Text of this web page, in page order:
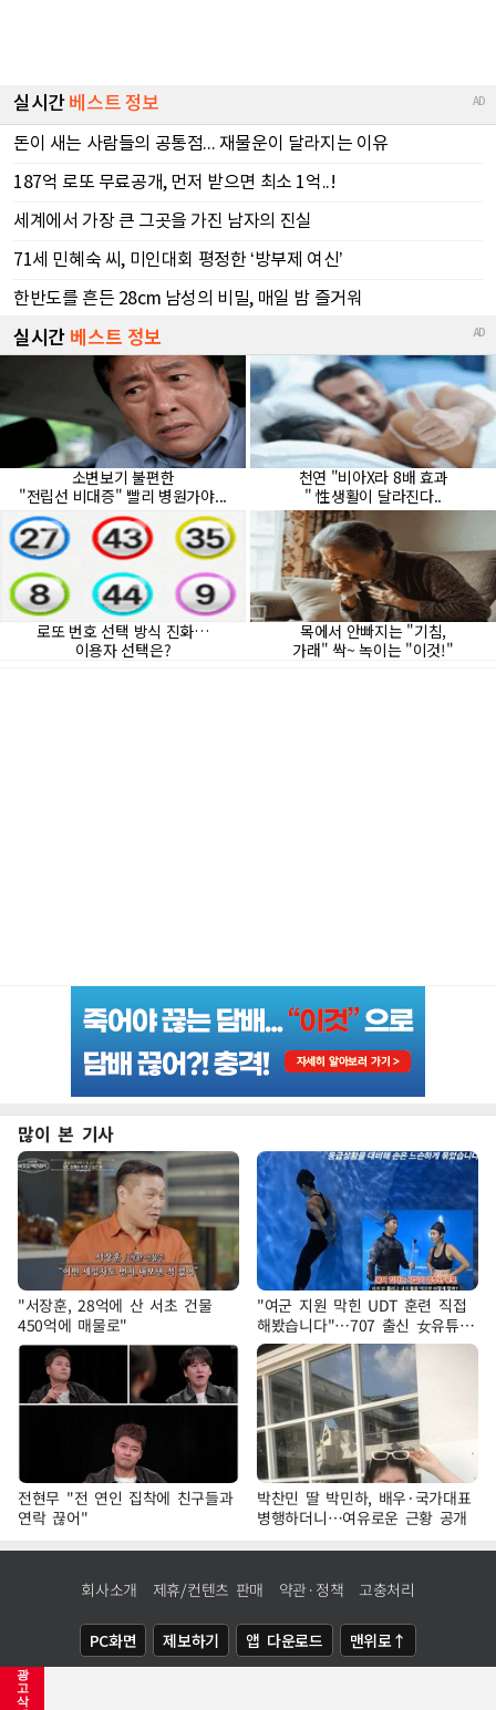
광
고
삭
많이 본 기사
"서장훈, 28억에 산 서초 건물
450억에 매물로"
"여군 지원 막힌 UDT 훈련 직접
해봤습니다"…707 출신 女유튜버
'완벽 소화'
전현무 "전 연인 집착에 친구들과
연락 끊어"
박찬민 딸 박민하, 배우·국가대표
병행하더니…여유로운 근황 공개
회사소개 제휴/컨텐츠 판매 약관·정책 고충처리
PC화면 제보하기 앱 다운로드 맨위로↑